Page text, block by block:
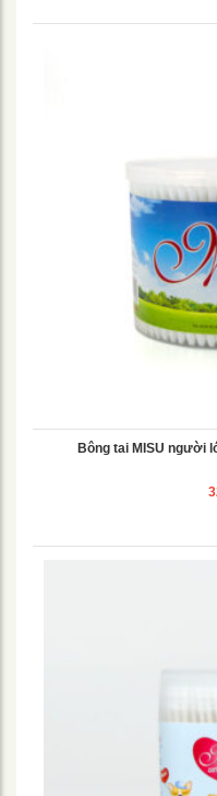
Bông tai MISU người